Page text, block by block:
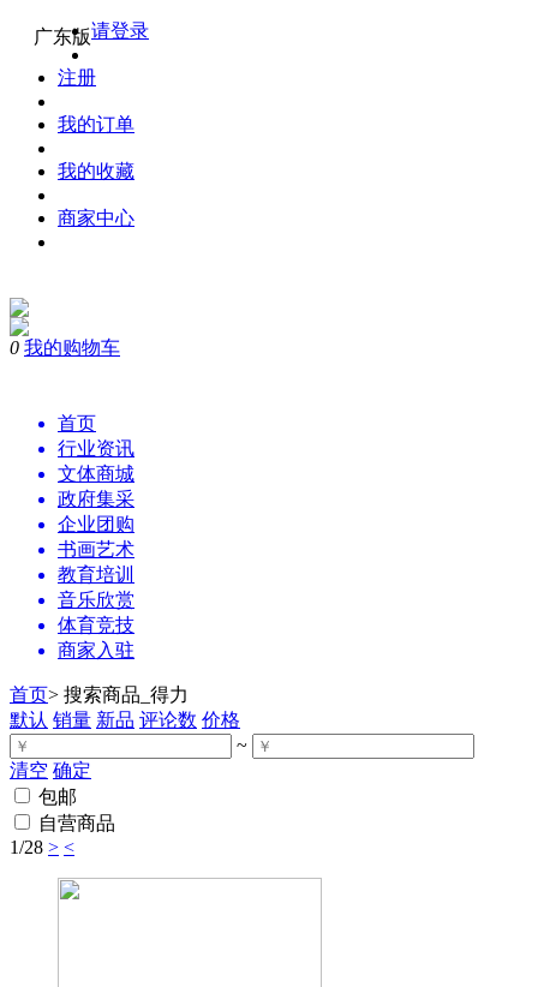
广东版请登录
注册
我的订单
我的收藏
商家中心
0 我的购物车
首页
行业资讯
文体商城
政府集采
企业团购
书画艺术
教育培训
音乐欣赏
体育竞技
商家入驻
首页> 搜索商品_得力
默认 销量 新品 评论数 价格
~
清空 确定
包邮
自营商品
1/28 > <